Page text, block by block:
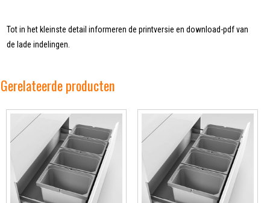
Tot in het kleinste detail informeren de printversie en download-pdf van
de lade indelingen.
Gerelateerde producten